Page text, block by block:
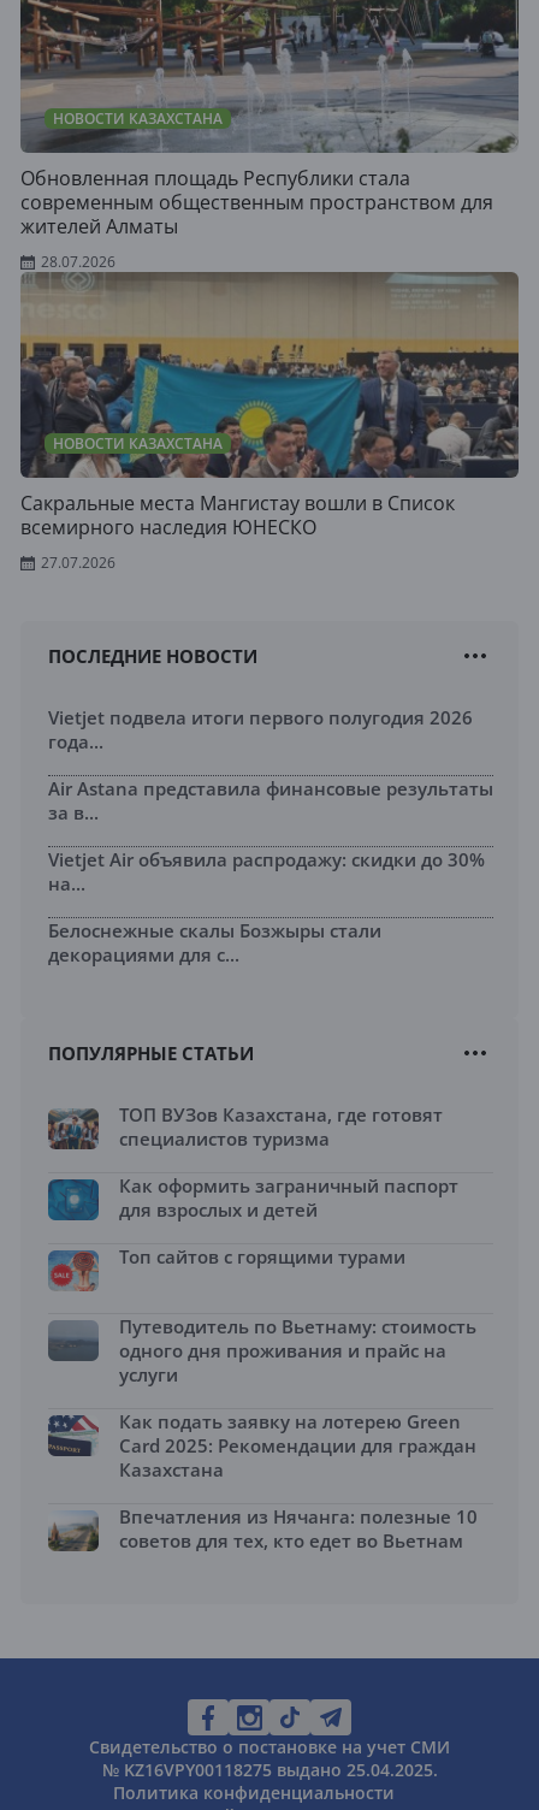
НОВОСТИ КАЗАХСТАНА
Обновленная площадь Республики стала
современным общественным пространством для
жителей Алматы
28.07.2026
НОВОСТИ КАЗАХСТАНА
Сакральные места Мангистау вошли в Список
всемирного наследия ЮНЕСКО
27.07.2026
ПОСЛЕДНИЕ НОВОСТИ
Vietjet подвела итоги первого полугодия 2026
года...
Air Astana представила финансовые результаты
за в...
Vietjet Air объявила распродажу: скидки до 30%
на...
Белоснежные скалы Бозжыры стали
декорациями для с...
ПОПУЛЯРНЫЕ СТАТЬИ
ТОП ВУЗов Казахстана, где готовят
специалистов туризма
Как оформить заграничный паспорт
для взрослых и детей
Топ сайтов с горящими турами
Путеводитель по Вьетнаму: стоимость
одного дня проживания и прайс на
услуги
Как подать заявку на лотерею Green
Card 2025: Рекомендации для граждан
Казахстана
Впечатления из Нячанга: полезные 10
советов для тех, кто едет во Вьетнам
Свидетельство о постановке на учет СМИ
№ KZ16VPY00118275 выдано 25.04.2025.
Политика конфиденциальности